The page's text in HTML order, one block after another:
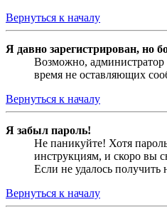
Вернуться к началу
Я давно зарегистрирован, но
Возможно, администратор
время не оставляющих
Вернуться к началу
Я забыл пароль!
Не паникуйте! Хотя
инструкциям, и скоро вы
Если не удалось
Вернуться к началу